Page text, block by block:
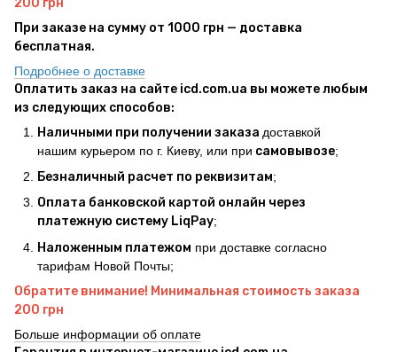
При заказе на сумму от 1000 грн — доставка
бесплатная.
Подробнее о доставке
Оплатить заказ на сайте icd.com.ua вы можете любым
из следующих способов:
Наличными при получении заказа доставкой
нашим курьером по г. Киеву, или при самовывозе;
Безналичный расчет по реквизитам;
Оплата банковской картой онлайн через
платежную систему LiqPay;
Наложенным платежом при доставке согласно
тарифам Новой Почты;
Обратите внимание! Минимальная стоимость заказа
200 грн
Больше информации об оплате